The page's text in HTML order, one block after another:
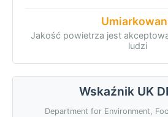
Jakość powietrza jest
ludzi
Wskaźnik UK
Department for Environment,